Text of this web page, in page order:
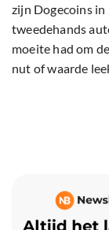
zijn Dogecoins
tweedehands
moeite had om
nut of waarde